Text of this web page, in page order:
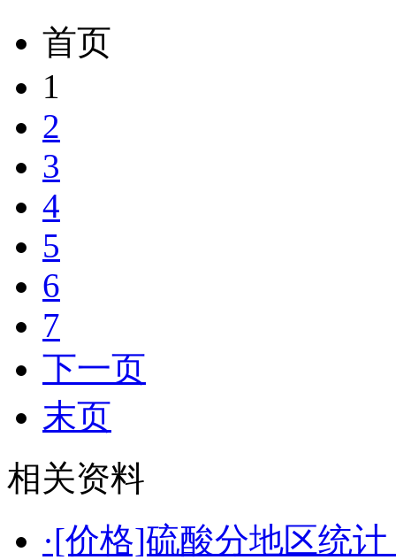
首页
1
2
3
4
5
6
7
下一页
末页
相关资料
·[价格]硫酸分地区统计